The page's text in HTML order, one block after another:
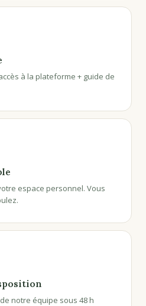
à la plateforme + guide de
espace personnel. Vous
notre équipe sous 48 h